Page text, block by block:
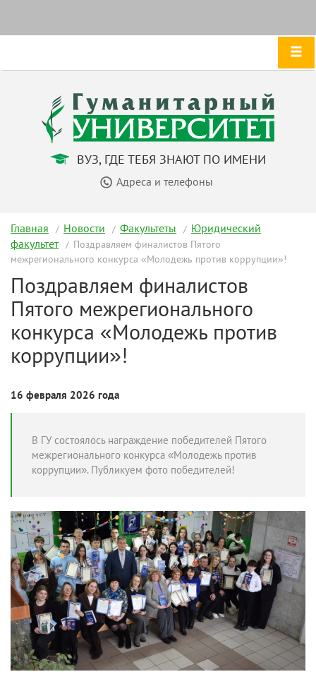
ВУЗ, ГДЕ ТЕБЯ ЗНАЮТ ПО ИМЕНИ
Адреса и телефоны
Главная Новости Факультеты
Юридический
факультет
Поздравляем финалистов Пятого
межрегионального конкурса «Молодежь против коррупции»!
Поздравляем финалистов
Пятого межрегионального
конкурса «Молодежь против
коррупции»!
16 февраля 2026 года
В ГУ состоялось награждение победителей Пятого
межрегионального конкурса «Молодежь против
коррупции». Публикуем фото победителей!